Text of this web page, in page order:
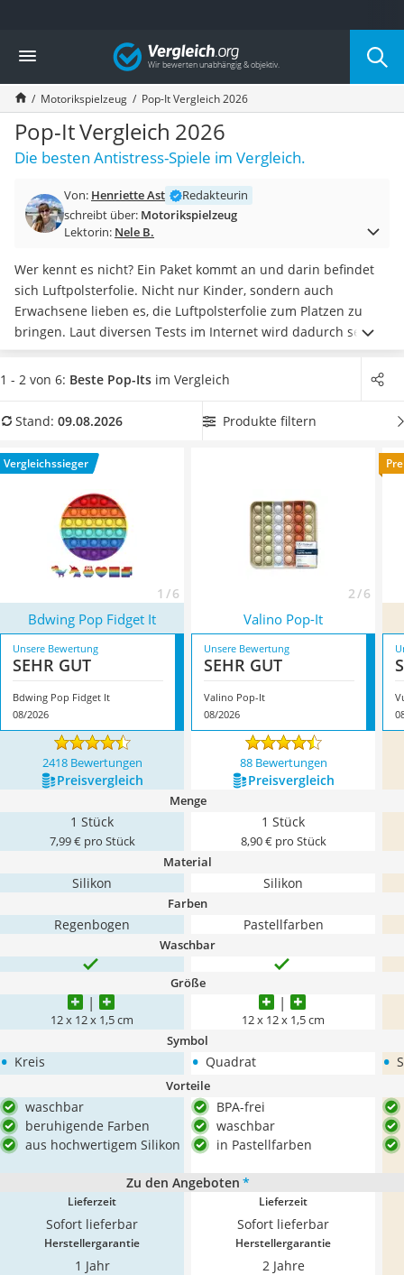
Die beliebtesten Vergleiche nach Kategorie
Freizeit & Sport
Gartentrampolin
Trampolin
Metalldetektor
Eufab-Fahrradträger
Trampolin 366 cm
Aluminium-Koffer
Futterboot
E-Bike-Dreirad
Trekkingschuhe Herren
Reisetasche mit Rollen
Klimmzugstation
Koffer
Nachtsichtgerät
Handgepäck-Koffer
Wanderschuhe Herren
Sicherheitsweste Reiten
Vergleich
Motorikspielzeug Pop-It Vergleich 2026
Pop-It Vergleich 2026
Die besten Antistress-Spiele im Vergleich.
Von: Henriette Ast
Redakteurin
schreibt über: Motorikspielzeug
Lektorin: Nele B.
Wer kennt es nicht? Ein Paket kommt an und darin befindet
sich Luftpolsterfolie. Nicht nur Kinder, sondern auch
Erwachsene lieben es, die Luftpolsterfolie zum Platzen zu
bringen. Laut diversen Tests im Internet wird dadurch sehr
gut Stress abgebaut.Damit Sie diesen Spaß auch ohne
Pakete haben, sollten Sie sich ein Pop-It kaufen. Wie auch ein
Wählen Sie jetzt aus unserer Produkttabelle einPop-It mit
sondern auch durch die Farben Stress zu reduzieren.
Überzeugt hat uns hier im August 2026 besonders das
Bdwing Pop Fidget It mit seinen Eigenschaften.
1 - 2 von 6: Beste Pop-Its im Vergleich
Stand: 09.08.2026 Produkte filtern
Vergleichssieger
1 / 6 2 / 6
Bdwing Pop Fidget It Valino Pop-It
Unsere Bewertung
SEHR GUT
Bdwing Pop Fidget It
08/2026
Unsere Bewertung
SEHR GUT
Valino Pop-It
08/2026
2418 Bewertungen 88 Bewertungen
Preis­vergleich Preis­vergleich
Menge
1 Stück
7,99 € pro Stück
1 Stück
8,90 € pro Stück
Material
Silikon Silikon
Farben
Regenbogen Pastellfarben
Waschbar
Größe
12 x 12 x 1,5 cm 12 x 12 x 1,5 cm
Symbol
• Kreis • Quadrat •
Vorteile
waschbar
beruhigende Farben
aus hochwertigem Silikon
BPA-frei
waschbar
in Pastellfarben
Zu den Angeboten *
Lieferzeit
Sofort lieferbar
Lieferzeit
Sofort lieferbar
Herstellergarantie
1 Jahr
Herstellergarantie
2 Jahre